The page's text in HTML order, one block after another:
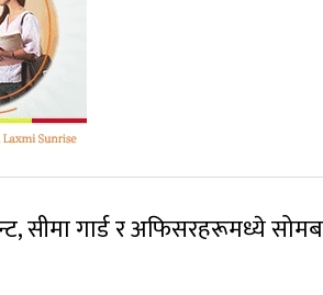
सीमा गार्ड र अफिसरहरूमध्ये